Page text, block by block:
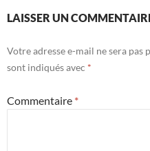
LAISSER UN
Votre adresse e-mail ne sera pas
sont indiqués avec *
Commentaire *